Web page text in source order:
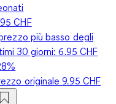
CHF
più basso degli
30 giorni:6.95 CHF
originale9.95 CHF